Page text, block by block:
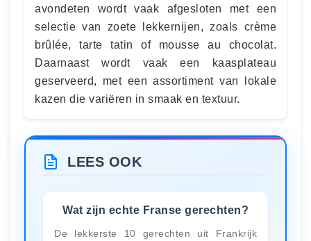
avondeten wordt vaak afgesloten met een
selectie van zoete lekkernijen, zoals crème
brûlée, tarte tatin of mousse au chocolat.
Daarnaast wordt vaak een kaasplateau
geserveerd, met een assortiment van lokale
kazen die variëren in smaak en textuur.
LEES OOK
Wat zijn echte Franse gerechten?
De lekkerste 10 gerechten uit Frankrijk